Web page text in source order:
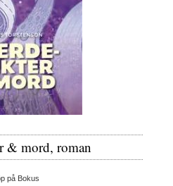
& mord, roman
på Bokus